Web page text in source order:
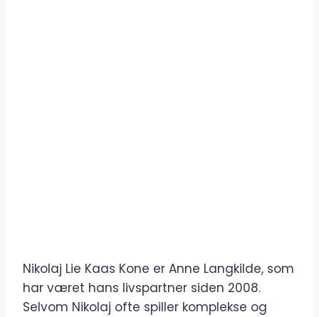
Nikolaj Lie Kaas Kone er Anne Langkilde, som
har været hans livspartner siden 2008.
Selvom Nikolaj ofte spiller komplekse og